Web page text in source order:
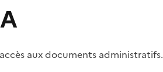
aux documents administratifs.